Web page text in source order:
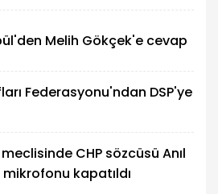
Melih Gökçek'e cevap
Federasyonu'ndan DSP'ye
meclisinde CHP sözcüsü Anıl
kapatıldı